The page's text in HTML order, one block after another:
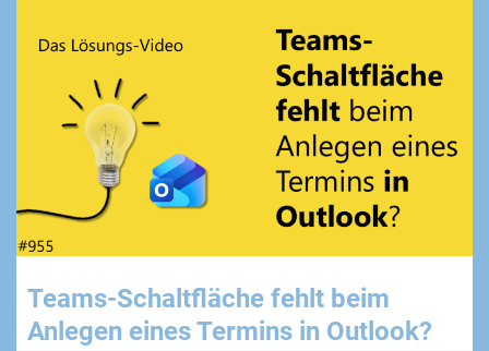
Teams-Schaltfläche fehlt beim
Anlegen eines Termins in Outlook?